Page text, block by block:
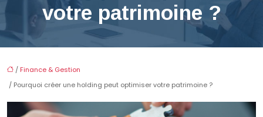
votre patrimoine ?
/ Finance & Gestion
/ Pourquoi créer une holding peut optimiser votre patrimoine ?